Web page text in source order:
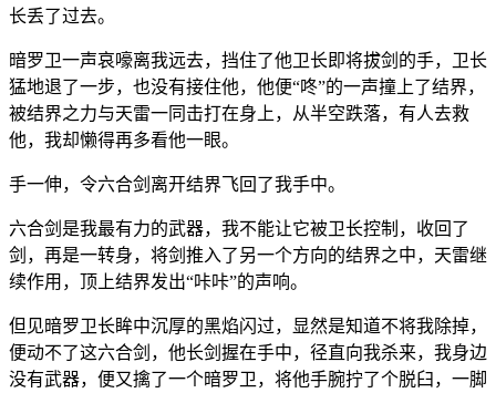
长丢了过去。
暗罗卫一声哀嚎离我远去，挡住了他卫长即将拔剑的手，卫长
猛地退了一步，也没有接住他，他便“咚”的一声撞上了结界，
被结界之力与天雷一同击打在身上，从半空跌落，有人去救
他，我却懒得再多看他一眼。
手一伸，令六合剑离开结界飞回了我手中。
六合剑是我最有力的武器，我不能让它被卫长控制，收回了
剑，再是一转身，将剑推入了另一个方向的结界之中，天雷继
续作用，顶上结界发出“咔咔”的声响。
但见暗罗卫长眸中沉厚的黑焰闪过，显然是知道不将我除掉，
便动不了这六合剑，他长剑握在手中，径直向我杀来，我身边
没有武器，便又擒了一个暗罗卫，将他手腕拧了个脱臼，一脚